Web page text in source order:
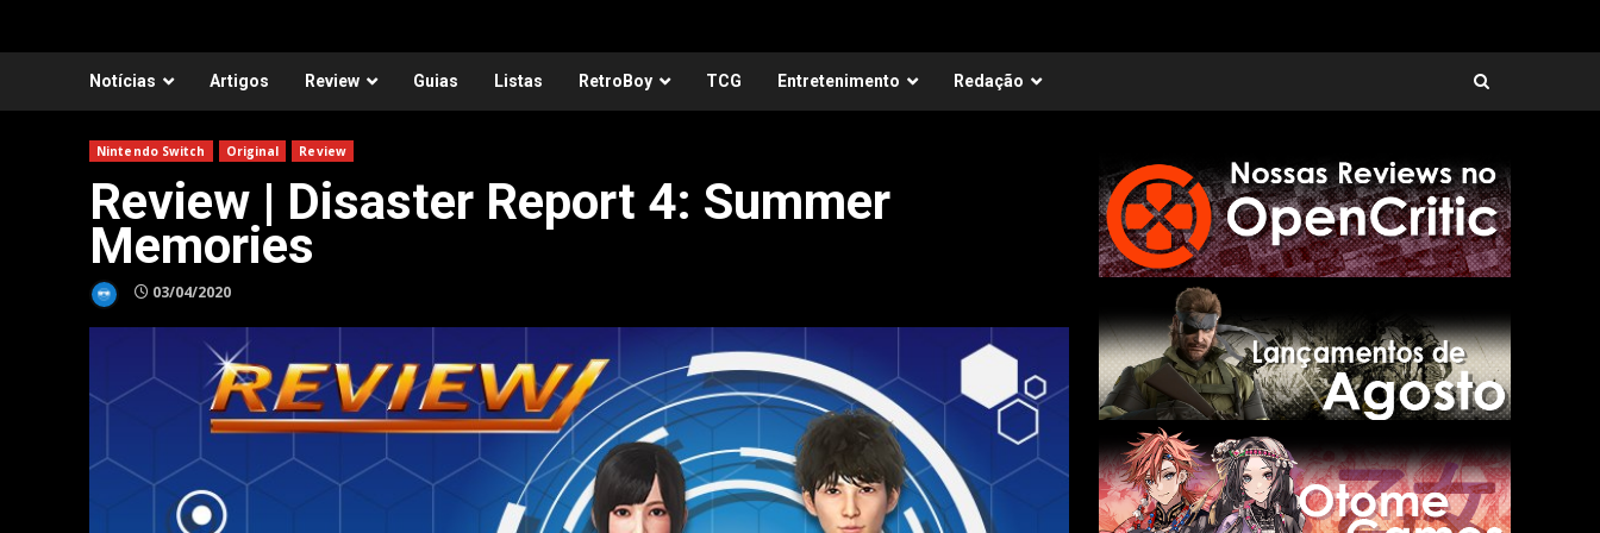
Notícias Artigos Review Guias Listas RetroBoy TCG Entretenimento Redação
Nintendo Switch Original Review
Review | Disaster Report 4: Summer
Memories
03/04/2020